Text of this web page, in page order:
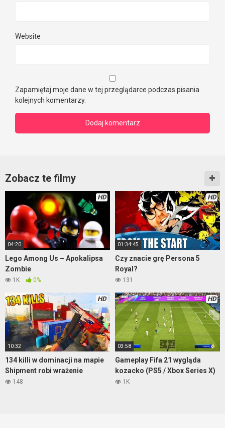
Website
Zapamiętaj moje dane w tej przeglądarce podczas pisania
kolejnych komentarzy.
Zobacz te filmy
HD
04:20
Lego Among Us – Apokalipsa
Zombie
1K 0%
HD
01:34:45
Czy znacie grę Persona 5
Royal?
131
HD
10:32
134 killi w dominacji na mapie
Shipment robi wrażenie
148
HD
03:58
Gameplay Fifa 21 wygląda
kozacko (PS5 / Xbox Series X)
1K